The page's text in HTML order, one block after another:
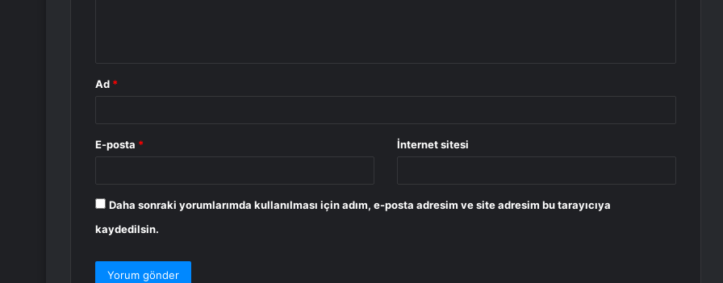
Ad *
E-posta * İnternet sitesi
Daha sonraki yorumlarımda kullanılması için adım, e-posta adresim ve site adresim bu tarayıcıya
kaydedilsin.